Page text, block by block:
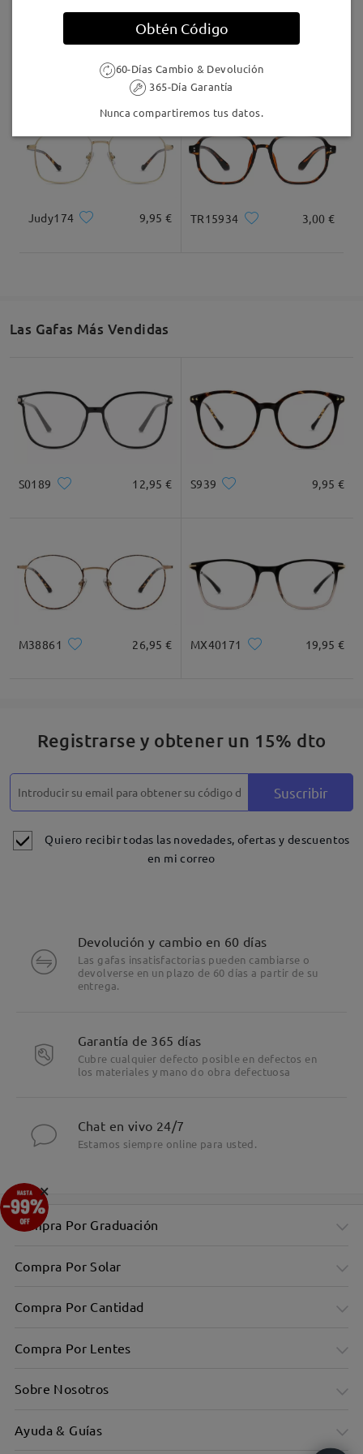
16,95 € AC55846
Judy174 9,95 € TR15934 3,00 €
Las Gafas Más Vendidas
S0189 12,95 € S939 9,95 €
M38861 26,95 € MX40171 19,95 €
Registrarse y obtener un 15% dto
Suscribir
Quiero recibir todas las novedades, ofertas y descuentos
en mi correo
Devolución y cambio en 60 días
Las gafas insatisfactorias pueden cambiarse o
devolverse en un plazo de 60 días a partir de su
entrega.
Garantía de 365 días
Cubre cualquier defecto posible en defectos en
los materiales y mano do obra defectuosa
Chat en vivo 24/7
Estamos siempre online para usted.
Compra Por Graduación
Compra Por Solar
Compra Por Cantidad
Compra Por Lentes
Sobre Nosotros
Ayuda & Guías
×
Obtén Código
60-Días Cambio & Devolución
365-Día Garantía
Nunca compartiremos tus datos.